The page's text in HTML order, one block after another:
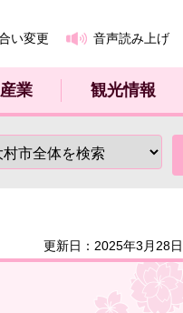
い変更 音声読み上げ
業 観光情報
更新日：2025年3月28日